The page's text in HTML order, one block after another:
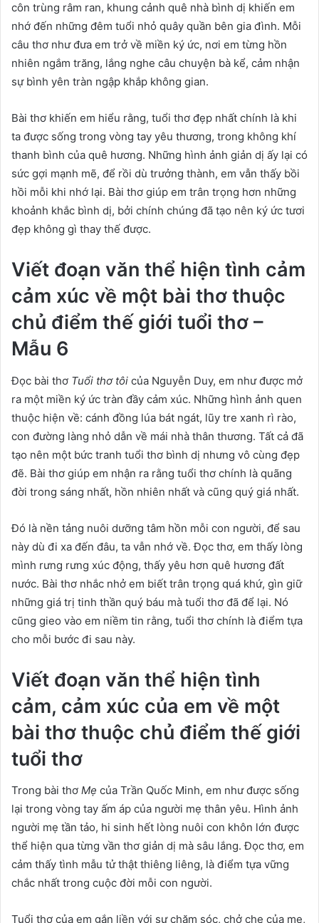
côn trùng râm ran, khung cảnh quê nhà bình dị khiến em
nhớ đến những đêm tuổi nhỏ quây quần bên gia đình. Mỗi
câu thơ như đưa em trở về miền ký ức, nơi em từng hồn
nhiên ngắm trăng, lắng nghe câu chuyện bà kể, cảm nhận
sự bình yên tràn ngập khắp không gian.
Bài thơ khiến em hiểu rằng, tuổi thơ đẹp nhất chính là khi
ta được sống trong vòng tay yêu thương, trong không khí
thanh bình của quê hương. Những hình ảnh giản dị ấy lại có
sức gợi mạnh mẽ, để rồi dù trưởng thành, em vẫn thấy bồi
hồi mỗi khi nhớ lại. Bài thơ giúp em trân trọng hơn những
khoảnh khắc bình dị, bởi chính chúng đã tạo nên ký ức tươi
đẹp không gì thay thế được.
Viết đoạn văn thể hiện tình cảm
cảm xúc về một bài thơ thuộc
chủ điểm thế giới tuổi thơ –
Mẫu 6
Đọc bài thơ Tuổi thơ tôi của Nguyễn Duy, em như được mở
ra một miền ký ức tràn đầy cảm xúc. Những hình ảnh quen
thuộc hiện về: cánh đồng lúa bát ngát, lũy tre xanh rì rào,
con đường làng nhỏ dẫn về mái nhà thân thương. Tất cả đã
tạo nên một bức tranh tuổi thơ bình dị nhưng vô cùng đẹp
đẽ. Bài thơ giúp em nhận ra rằng tuổi thơ chính là quãng
đời trong sáng nhất, hồn nhiên nhất và cũng quý giá nhất.
Đó là nền tảng nuôi dưỡng tâm hồn mỗi con người, để sau
này dù đi xa đến đâu, ta vẫn nhớ về. Đọc thơ, em thấy lòng
mình rưng rưng xúc động, thấy yêu hơn quê hương đất
nước. Bài thơ nhắc nhở em biết trân trọng quá khứ, gìn giữ
những giá trị tinh thần quý báu mà tuổi thơ đã để lại. Nó
cũng gieo vào em niềm tin rằng, tuổi thơ chính là điểm tựa
cho mỗi bước đi sau này.
Viết đoạn văn thể hiện tình
cảm, cảm xúc của em về một
bài thơ thuộc chủ điểm thế giới
tuổi thơ
Trong bài thơ Mẹ của Trần Quốc Minh, em như được sống
lại trong vòng tay ấm áp của người mẹ thân yêu. Hình ảnh
người mẹ tần tảo, hi sinh hết lòng nuôi con khôn lớn được
thể hiện qua từng vần thơ giản dị mà sâu lắng. Đọc thơ, em
cảm thấy tình mẫu tử thật thiêng liêng, là điểm tựa vững
chắc nhất trong cuộc đời mỗi con người.
Tuổi thơ của em gắn liền với sự chăm sóc, chở che của mẹ,